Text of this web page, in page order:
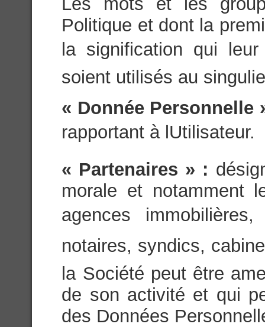
Politique et dont la
la signification qui
soient utilisés au
« Donnée Personnelle
rapportant à lUtilisateur.
« Partenaires » :
morale et notamment
agences
notaires, syndics,
la Société peut être
de son activité et qui
des Données